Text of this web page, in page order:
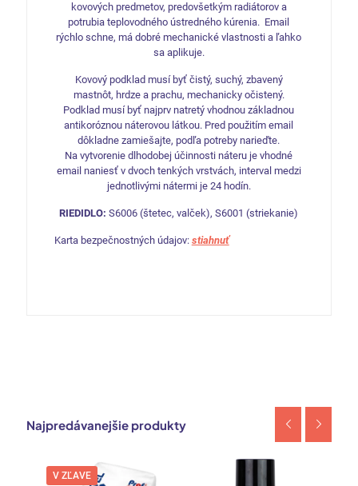
kovových predmetov, predovšetkým radiátorov a
potrubia teplovodného ústredného kúrenia. Email
rýchlo schne, má dobré mechanické vlastnosti a ľahko
sa aplikuje.
Kovový podklad musí byť čistý, suchý, zbavený
mastnôt, hrdze a prachu, mechanicky očistený.
Podklad musí byť najprv natretý vhodnou základnou
antikoróznou náterovou látkou. Pred použitím email
dôkladne zamiešajte, podľa potreby narieďte.
Na vytvorenie dlhodobej účinnosti náteru je vhodné
email naniesť v dvoch tenkých vrstvách, interval medzi
jednotlivými nátermi je 24 hodín.
RIEDIDLO: S6006 (štetec, valček), S6001 (striekanie)
Karta bezpečnostných údajov: stiahnuť
Najpredávanejšie produkty
V ZĽAVE